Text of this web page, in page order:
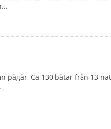
pågår. Ca 130 båtar från 13